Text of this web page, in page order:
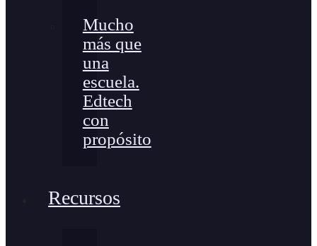
Mucho
más que
una
escuela.
Edtech
con
propósito
Recursos